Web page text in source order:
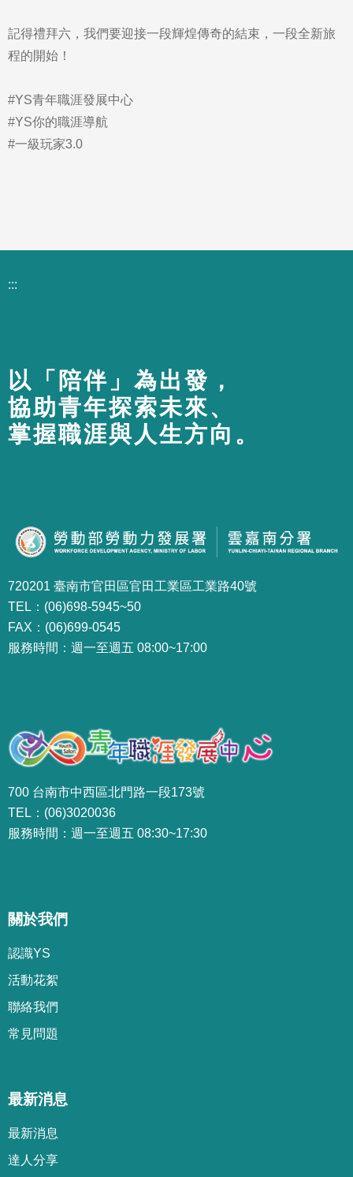
記得禮拜六，我們要迎接一段輝煌傳奇的結束，一段全新旅
程的開始！
#YS青年職涯發展中心
#YS你的職涯導航
#一級玩家3.0
:::
以「陪伴」為出發，
協助青年探索未來、
掌握職涯與人生方向。
720201 臺南市官田區官田工業區工業路40號
TEL：(06)698-5945~50
FAX：(06)699-0545
服務時間：週一至週五 08:00~17:00
700 台南市中西區北門路一段173號
TEL：(06)3020036
服務時間：週一至週五 08:30~17:30
關於我們
認識YS
活動花絮
聯絡我們
常見問題
最新消息
最新消息
達人分享